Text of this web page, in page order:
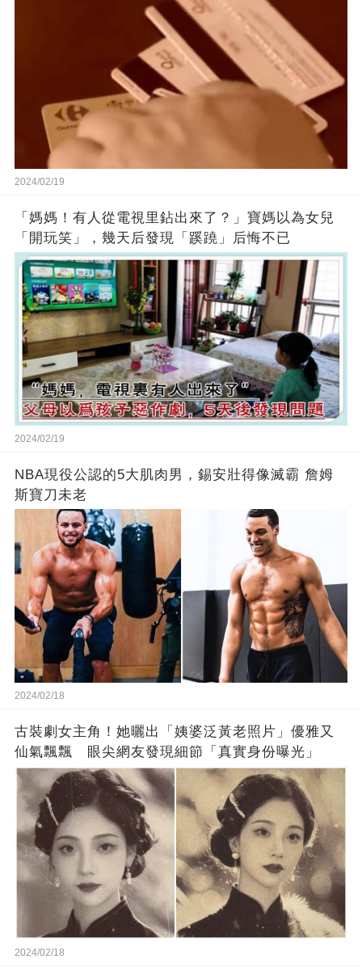
2024/02/19
「媽媽！有人從電視里鉆出來了？」寶媽以為女兒
「開玩笑」，幾天后發現「蹊蹺」后悔不已
2024/02/19
NBA現役公認的5大肌肉男，錫安壯得像滅霸 詹姆
斯寶刀未老
2024/02/18
古裝劇女主角！她曬出「姨婆泛黃老照片」優雅又
仙氣飄飄 眼尖網友發現細節「真實身份曝光」
2024/02/18